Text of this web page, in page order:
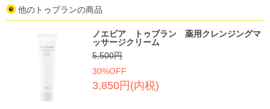
他のトゥブランの商品
ノエビア トゥブラン 薬用クレンジングマ
ッサージクリーム
5,500円
30%OFF
3,850円(内税)